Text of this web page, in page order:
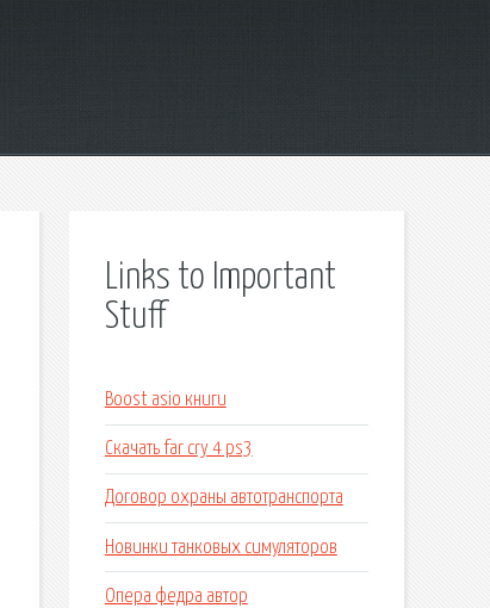
Links to Important
Stuff
Boost asio книги
Скачать far cry 4 ps3
Договор охраны автотранспорта
Новинки танковых симуляторов
Опера федра автор